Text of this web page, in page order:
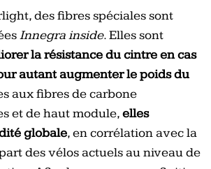
des fibres spéciales sont
Innegra inside. Elles sont
la résistance du cintre en cas
autant augmenter le poids du
aux fibres de carbone
et de haut module,elles
globale, en corrélation avec la
des vélos actuels au niveau de